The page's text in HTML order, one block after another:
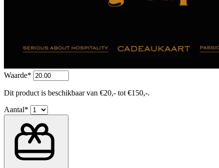
Waarde*
Dit product is beschikbaar van €20,- tot €150,-.
Aantal*